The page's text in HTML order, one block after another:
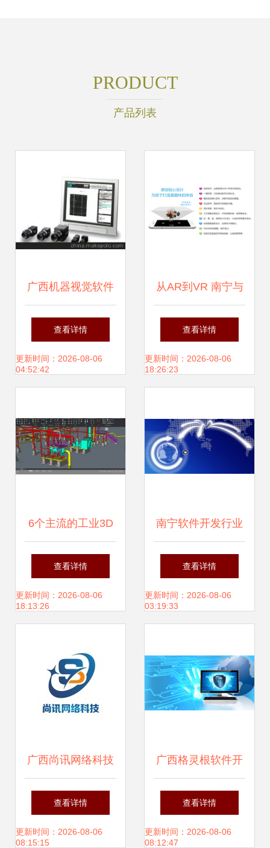
PRODUCT
产品列表
广西机器视觉软件
开发包应用与生态
从技术突破到地区
查看详情
更新时间：2026-08-06
04:52:42
从AR到VR 南宁与
广西的软件开发创
新之路
查看详情
更新时间：2026-08-06
18:26:23
6个主流的工业3D
管道设计软件与广
西软件开发的机会
查看详情
更新时间：2026-08-06
18:13:26
南宁软件开发行业
缺乏风险投资机制
下的“侏儒”困境与
查看详情
更新时间：2026-08-06
03:19:33
广西尚讯网络科技
立足绿都商厦，深
耕南宁软件开发
查看详情
更新时间：2026-08-06
08:15:15
广西格灵根软件开
发 探索区域软件开
发企业的潜力与特
查看详情
更新时间：2026-08-06
08:12:47